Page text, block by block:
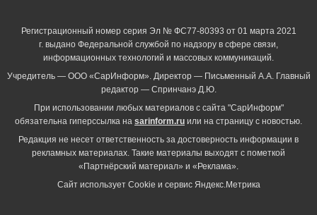
Регистрационный номер серия Эл № ФС77-80393 от 01 марта 2021
г. выдано Федеральной службой по надзору в сфере связи,
информационных технологий и массовых коммуникаций.
Учредитель — ООО «СарИнформ». Директор — Письменный А.А. Главный
редактор — Спринчанэ Д.Ю.
При использовании любых материалов с сайта "СарИнформ"
обязательна гиперссылка на sarinform.ru или на страницу с новостью.
Редакция не несет ответственность за достоверность информации в
рекламных материалах. Такие материалы выходят с пометкой
«Партнёрский материал» и «Реклама».
Сайт использует Cookie и сервиc Яндекс.Метрика